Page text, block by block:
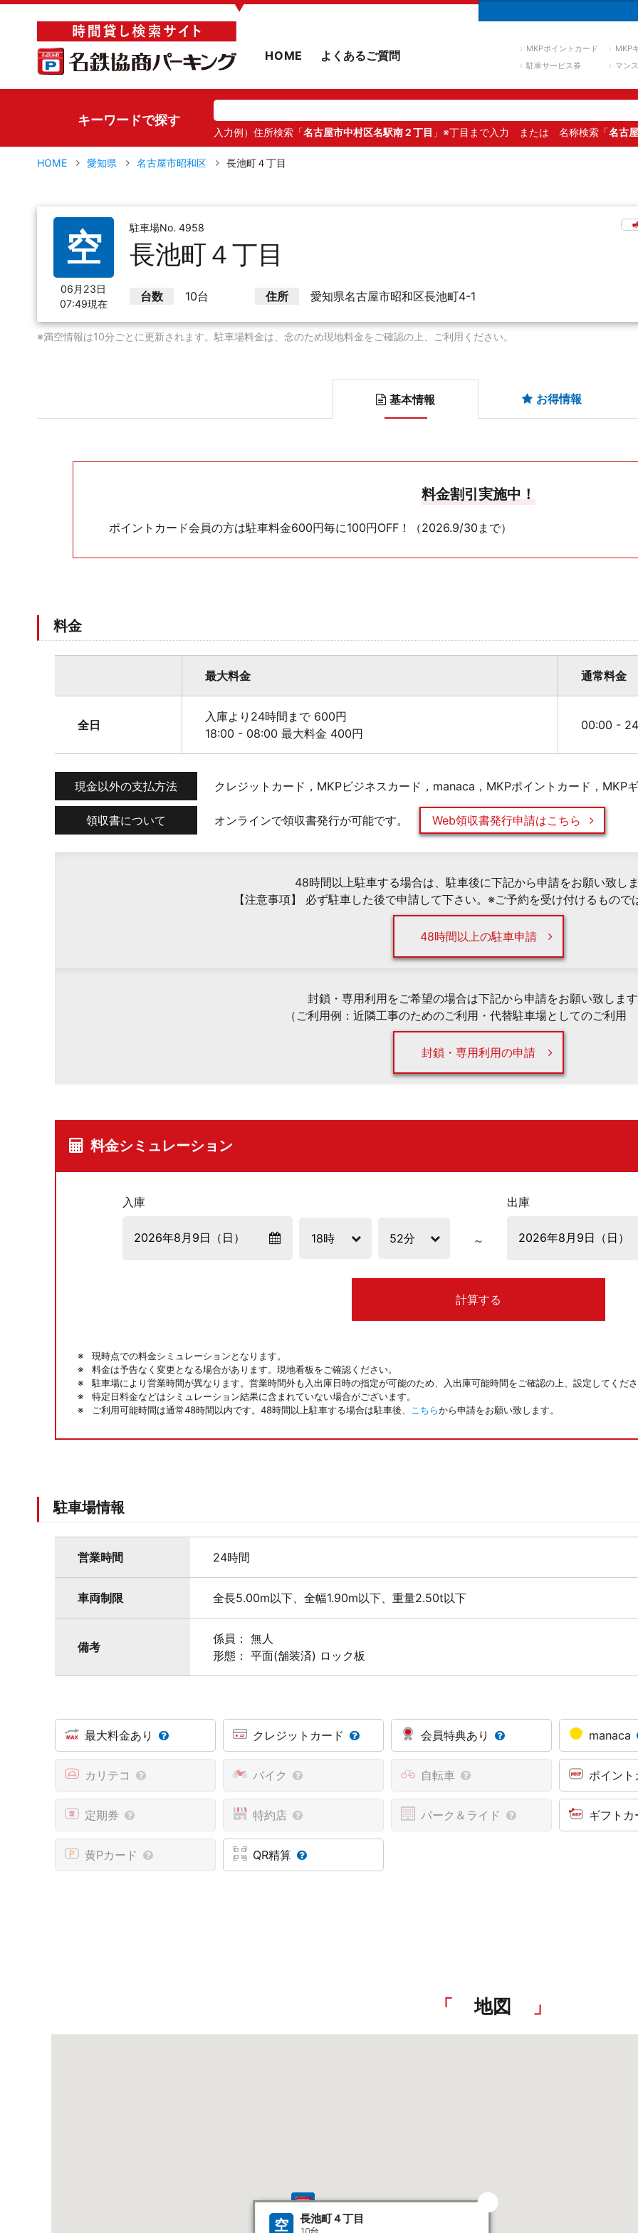
▼
HOME よくあるご質問 MKPポイントカード
MKP
駐車サービス券
マン
キーワードで探す
入力例）住所検索「名古屋市中村区名駅南２丁目 」※丁目まで入力 または 名称検索「名古
HOME 愛知県 名古屋市昭和区 長池町４丁目
空
06月23日
07:49現在
駐車場No. 4958
長池町４丁目
台数 10台 住所 愛知県名古屋市昭和区長池町4-1
※満空情報は10分ごとに更新されます。駐車場料金は、念のため現地料金をご確認の上、ご利用ください。
基本情報 お得情報
料金割引実施中！
ポイントカード会員の方は駐車料金600円毎に100円OFF！（2026.9/30まで）
料金
最大料金 通常料金
全日
入庫より24時間まで 600円
18:00 - 08:00 最大料金 400円
00:00 -
現金以外の支払方法 クレジットカード，MKPビジネスカード，manaca，MKPポイントカード，MKP
領収書について オンラインで領収書発行が可能です。 Web領収書発行申請はこちら
48時間以上駐車する場合は、駐車後に下記から申請をお願い致し
【注意事項】 必ず駐車した後で申請して下さい。※ご予約を受け付けるもので
48時間以上の駐車申請
封鎖・専用利用をご希望の場合は下記から申請をお願い致しま
（ご利用例：近隣工事のためのご利用・代替駐車場としてのご利用
封鎖・専用利用の申請
料金シミュレーション
入庫 出庫
計算する
現時点での料金シミュレーションとなります。
料金は予告なく変更となる場合があります。現地看板をご確認ください。
駐車場により営業時間が異なります。営業時間外も入出庫日時の指定が可能のため、入出庫可能時間をご確認の上、設定してくだ
特定日料金などはシミュレーション結果に含まれていない場合がございます。
ご利用可能時間は通常48時間以内です。48時間以上駐車する場合は駐車後、
こちらから申請をお願い致します。
駐車場情報
営業時間 24時間
車両制限 全長5.00m以下、全幅1.90m以下、重量2.50t以下
備考
係員： 無人
形態： 平面(舗装済) ロック板
最大料金あり クレジットカード 会員特典あり manaca
カリテコ バイク 自転車 ポイン
定期券 特約店 パーク＆ライド ギフト
黄Pカード QR精算
地図
空 長池町４丁目